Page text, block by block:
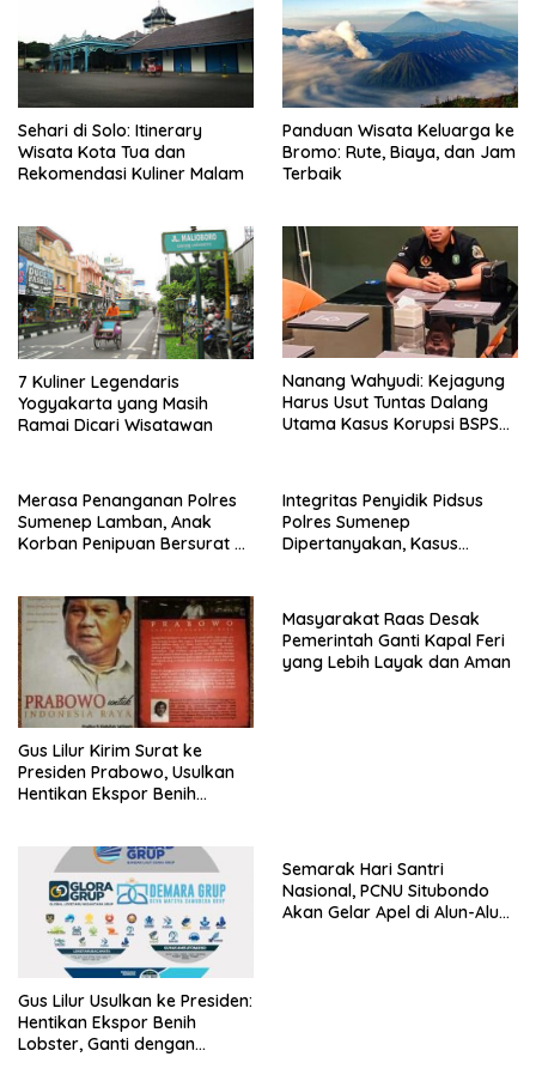
Sehari di Solo: Itinerary
Wisata Kota Tua dan
Rekomendasi Kuliner Malam
Panduan Wisata Keluarga ke
Bromo: Rute, Biaya, dan Jam
Terbaik
7 Kuliner Legendaris
Yogyakarta yang Masih
Ramai Dicari Wisatawan
Nanang Wahyudi: Kejagung
Harus Usut Tuntas Dalang
Utama Kasus Korupsi BSPS
Merasa Penanganan Polres
Sumenep Lamban, Anak
Korban Penipuan Bersurat ke
Integritas Penyidik Pidsus
Polres Sumenep
Dipertanyakan, Kasus
Kepastian
Gus Lilur Kirim Surat ke
Presiden Prabowo, Usulkan
Hentikan Ekspor Benih
Masyarakat Raas Desak
Pemerintah Ganti Kapal Feri
yang Lebih Layak dan Aman
Gus Lilur Usulkan ke Presiden:
Hentikan Ekspor Benih
Lobster, Ganti dengan
Semarak Hari Santri
Nasional, PCNU Situbondo
Akan Gelar Apel di Alun-Alun